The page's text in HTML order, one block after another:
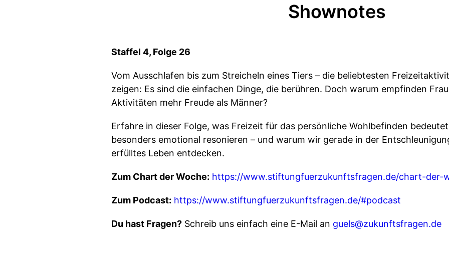
Shownotes
Staffel 4, Folge 26
Vom Ausschlafen bis zum Streicheln eines Tiers – die beliebtesten
zeigen: Es sind die einfachen Dinge, die berühren. Doch warum empfinden
Aktivitäten mehr Freude als Männer?
Erfahre in dieser Folge, was Freizeit für das persönliche Wohlbefinden
besonders emotional resonieren – und warum wir gerade in der
erfülltes Leben entdecken.
Zum Chart der Woche: https://www.stiftungfuerzukunftsfragen.de/chart-der-
Zum Podcast: https://www.stiftungfuerzukunftsfragen.de/#podcast
Du hast Fragen? Schreib uns einfach eine E-Mail an guels@zukunftsfragen.de